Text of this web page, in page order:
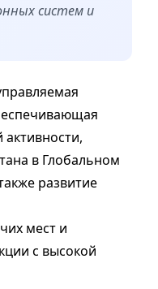
систем и
в Глобальном
развитие
мест и
с высокой